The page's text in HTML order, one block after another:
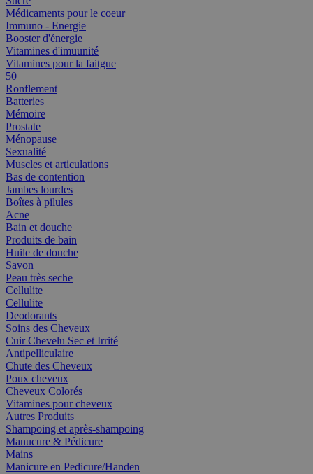
Médicaments pour le coeur
Immuno - Energie
Booster d'énergie
Vitamines d'imuunité
Vitamines pour la faitgue
50+
Ronflement
Batteries
Mémoire
Prostate
Ménopause
Sexualité
Muscles et articulations
Bas de contention
Jambes lourdes
Boîtes à pilules
Acne
Bain et douche
Produits de bain
Huile de douche
Savon
Peau très seche
Cellulite
Cellulite
Deodorants
Soins des Cheveux
Cuir Chevelu Sec et Irrité
Antipelliculaire
Chute des Cheveux
Poux cheveux
Cheveux Colorés
Vitamines pour cheveux
Autres Produits
Shampoing et après-shampoing
Manucure & Pédicure
Mains
Manicure en Pedicure/Handen